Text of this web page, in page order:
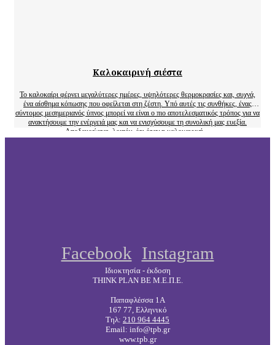
Καλοκαιρινή σιέστα
Το καλοκαίρι φέρνει μεγαλύτερες ημέρες, υψηλότερες θερμοκρασίες και, συχνά,
ένα αίσθημα κόπωσης που οφείλεται στη ζέστη. Υπό αυτές τις συνθήκες, ένας
σύντομος μεσημεριανός ύπνος μπορεί να είναι ο πιο αποτελεσματικός τρόπος για να
ανακτήσουμε την ενέργειά μας και να ενισχύσουμε τη συνολική μας ευεξία.
Αποδεικνύεται, λοιπόν, ότι όταν η καλοκαιρινή…
Facebook Instagram
Ιδιοκτησία - έκδοση
THINK PLAN BE Μ.Ε.Π.Ε.
Παπαφλέσσα 1Α
167 77, Ελληνικό
Τηλ: 210 964 4445
Email: info@tpb.gr
www.tpb.gr